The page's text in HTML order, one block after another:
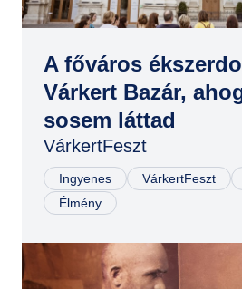
A főváros
Várkert Bazár,
sosem láttad
VárkertFeszt
Ingyenes VárkertFeszt
Élmény